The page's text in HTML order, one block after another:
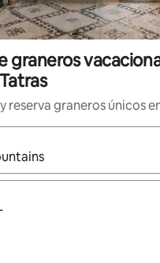
graneros
reserva graneros únicos
resultados estén